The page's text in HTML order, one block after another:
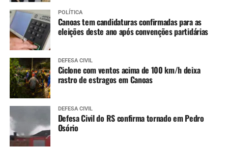
Meningo ACWY (dose única)
POLÍTICA
Canoas tem candidaturas confirmadas para as
eleições deste ano após convenções partidárias
DEFESA CIVIL
Ciclone com ventos acima de 100 km/h deixa
rastro de estragos em Canoas
DEFESA CIVIL
Defesa Civil do RS confirma tornado em Pedro
Osório